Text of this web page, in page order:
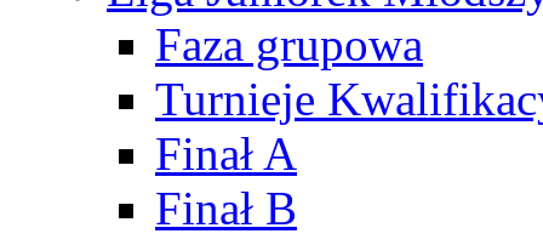
Faza grupowa
Turnieje
Finał A
Finał B